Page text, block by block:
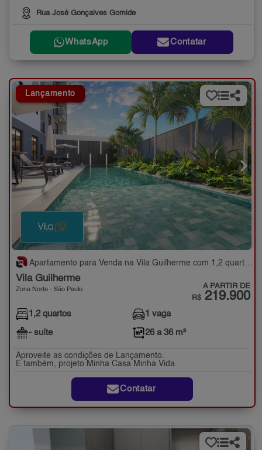
Rua José Gonçalves Gomide
WhatsApp Contatar
Lançamento
Apartamento para Venda na Vila Guilherme com 1,2 quartos - 26 a 36 m²
Vila Guilherme
Zona Norte - São Paulo A PARTIR DE
R$ 219.900
1,2 quartos
- suíte
1 vaga
26 a 36 m²
Aproveite as condições de Lançamento.
E também, projeto Minha Casa Minha Vida.
Contatar